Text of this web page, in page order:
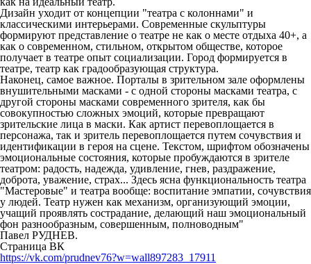
Дизайн уходит от концепции "театра с колоннами" и
классическими интерьерами. Современные скульптуры
формируют представление о театре не как о месте отдыха 40+, а
как о современном, стильном, открытом обществе, которое
получает в театре опыт социализации. Город формируется в
театре, театр как градообразующая структура.
Наконец, самое важное. Порталы в зрительном зале оформлены
внушительными масками - с одной стороны масками театра, с
другой стороны масками современного зрителя, как бы
совокупностью сложных эмоций, которые превращают
зрительские лица в маски. Как артист перевоплощается в
персонажа, так и зритель перевоплощается путем сочувствия и
идентификации в героя на сцене. Текстом, шрифтом обозначены
эмоциональные состояния, которые пробуждаются в зрителе
театром: радость, надежда, удивление, гнев, раздражение,
доброта, уважение, страх... Здесь ясна функциональность театра
"Мастеровые" и театра вообще: воспитание эмпатии, сочувствия
у людей. Театр нужен как механизм, организующий эмоции,
учащий проявлять сострадание, делающий наш эмоциональный
фон разнообразным, совершенным, полноводным"
Павел РУДНЕВ.
Страница ВК
https://vk.com/prudnev76?w=wall897283_17911